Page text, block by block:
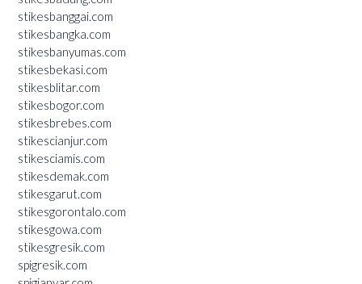
stikesbanggai.com
stikesbangka.com
stikesbanyumas.com
stikesbekasi.com
stikesblitar.com
stikesbogor.com
stikesbrebes.com
stikescianjur.com
stikesciamis.com
stikesdemak.com
stikesgarut.com
stikesgorontalo.com
stikesgowa.com
stikesgresik.com
spigresik.com